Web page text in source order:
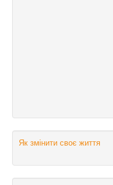
Як змінити своє життя